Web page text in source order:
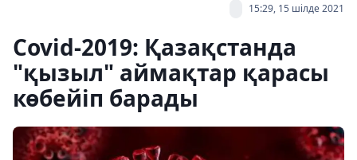
15:29, 15 шілде 2021
Covid-2019: Қазақстанда
"қызыл" аймақтар қарасы
көбейіп барады